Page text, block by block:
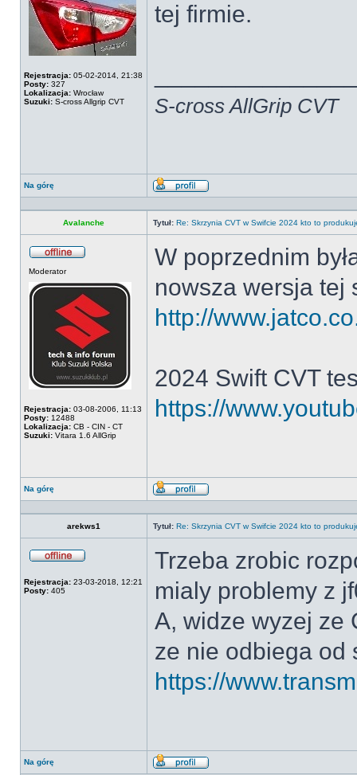
Rejestracja: 05-02-2014, 21:38
Posty: 327
Lokalizacja: Wrocław
Suzuki: S-cross Allgrip CVT
tej firmie.
S-cross AllGrip CVT
Na górę
Wyświetl
Avalanche
Tytuł: Re: Skrzynia CVT w Swifcie 2024 kto to
Moderator
Rejestracja: 03-08-2006, 11:13
Posty: 12488
Lokalizacja: CB - CIN - CT
Suzuki: Vitara 1.6 AllGrip
W poprzednim
nowsza wersja tej
http://
2024 Swift CVT
https://
Na górę
Wyświetl
arekws1
Tytuł: Re: Skrzynia CVT w Swifcie 2024 kto to
Rejestracja: 23-03-2018, 12:21
Posty: 405
Trzeba zrobic
mialy problemy z
A, widze wyzej ze
ze nie odbiega od
https://
Na górę